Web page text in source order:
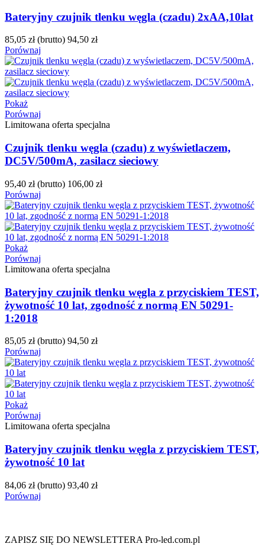
Bateryjny czujnik tlenku węgla (czadu) 2xAA,10lat
85,05 zł (brutto) 94,50 zł
Porównaj
Pokaż
Porównaj
Limitowana oferta specjalna
Czujnik tlenku węgla (czadu) z wyświetlaczem,
DC5V/500mA, zasilacz sieciowy
95,40 zł (brutto) 106,00 zł
Porównaj
Pokaż
Porównaj
Limitowana oferta specjalna
Bateryjny czujnik tlenku węgla z przyciskiem TEST,
żywotność 10 lat, zgodność z normą EN 50291-
1:2018
85,05 zł (brutto) 94,50 zł
Porównaj
Pokaż
Porównaj
Limitowana oferta specjalna
Bateryjny czujnik tlenku węgla z przyciskiem TEST,
żywotność 10 lat
84,06 zł (brutto) 93,40 zł
Porównaj
ZAPISZ SIĘ DO NEWSLETTERA Pro-led.com.pl